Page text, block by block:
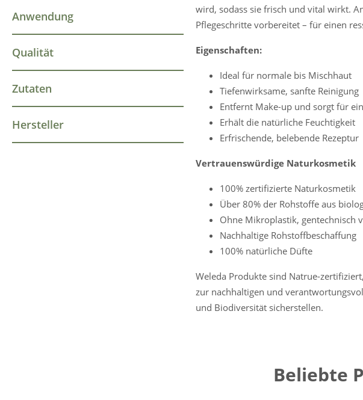
Anwendung
Qualität
Zutaten
Hersteller
wird, sodass sie frisch und vital wirkt.
Pflegeschritte vorbereitet – für einen
Eigenschaften:
Ideal für normale bis Mischhaut
Tiefenwirksame, sanfte Reinigung
Entfernt Make-up und sorgt für
Erhält die natürliche Feuchtigkeit
Erfrischende, belebende Rezeptur
Vertrauenswürdige Naturkosmetik
100% zertifizierte Naturkosmetik
Über 80% der Rohstoffe aus
Ohne Mikroplastik, gentechnisch
Nachhaltige Rohstoffbeschaffung
100% natürliche Düfte
Weleda Produkte sind Natrue-
zur nachhaltigen und
und Biodiversität sicherstellen.
Beliebte